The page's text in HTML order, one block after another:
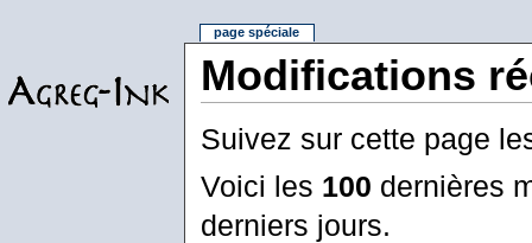
Modifications
Suivez sur cette page
Voici les 100 dernières
derniers jours.
page spéciale